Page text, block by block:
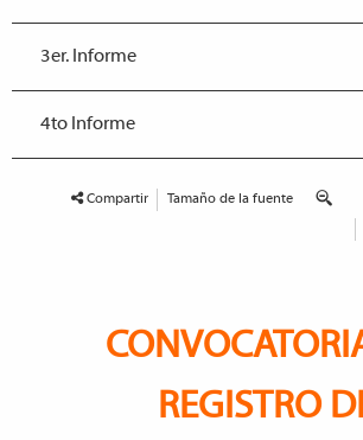
3er. Informe
4to Informe
Compartir Tamaño de la fuente
REGISTRO